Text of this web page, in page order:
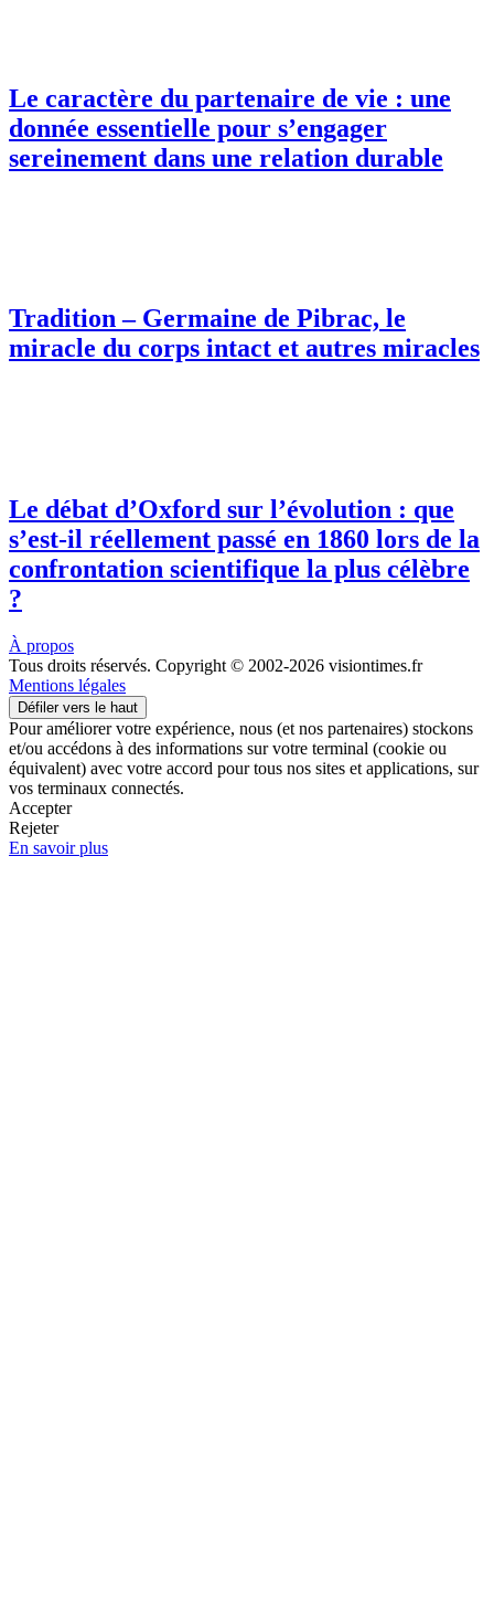
Le caractère du partenaire de vie : une
donnée essentielle pour s’engager
sereinement dans une relation durable
Tradition – Germaine de Pibrac, le
miracle du corps intact et autres miracles
Le débat d’Oxford sur l’évolution : que
s’est-il réellement passé en 1860 lors de la
confrontation scientifique la plus célèbre
?
À propos
Tous droits réservés. Copyright © 2002-2026 visiontimes.fr
Mentions légales
Défiler vers le haut
Pour améliorer votre expérience, nous (et nos partenaires) stockons
et/ou accédons à des informations sur votre terminal (cookie ou
équivalent) avec votre accord pour tous nos sites et applications, sur
vos terminaux connectés.
Accepter
Rejeter
En savoir plus